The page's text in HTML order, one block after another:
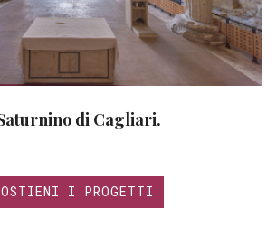
di Cagliari.
I PROGETTI